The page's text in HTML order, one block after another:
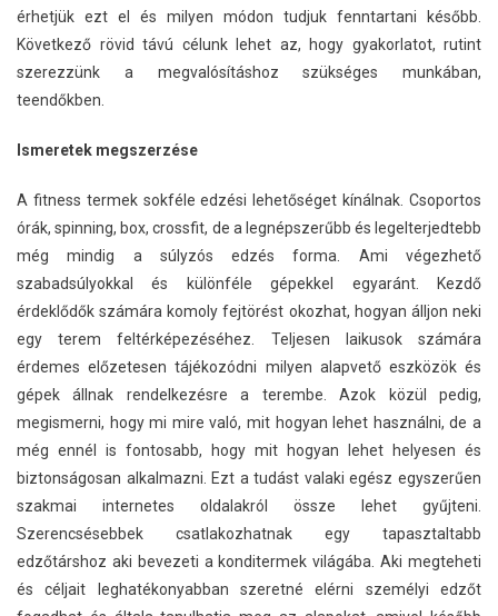
érhetjük ezt el és milyen módon tudjuk fenntartani később.
Következő rövid távú célunk lehet az, hogy gyakorlatot, rutint
szerezzünk a megvalósításhoz szükséges munkában,
teendőkben.
Ismeretek megszerzése
A fitness termek sokféle edzési lehetőséget kínálnak. Csoportos
órák, spinning, box, crossfit, de a legnépszerűbb és legelterjedtebb
még mindig a súlyzós edzés forma. Ami végezhető
szabadsúlyokkal és különféle gépekkel egyaránt. Kezdő
érdeklődők számára komoly fejtörést okozhat, hogyan álljon neki
egy terem feltérképezéséhez. Teljesen laikusok számára
érdemes előzetesen tájékozódni milyen alapvető eszközök és
gépek állnak rendelkezésre a terembe. Azok közül pedig,
megismerni, hogy mi mire való, mit hogyan lehet használni, de a
még ennél is fontosabb, hogy mit hogyan lehet helyesen és
biztonságosan alkalmazni. Ezt a tudást valaki egész egyszerűen
szakmai internetes oldalakról össze lehet gyűjteni.
Szerencsésebbek csatlakozhatnak egy tapasztaltabb
edzőtárshoz aki bevezeti a konditermek világába. Aki megteheti
és céljait leghatékonyabban szeretné elérni személyi edzőt